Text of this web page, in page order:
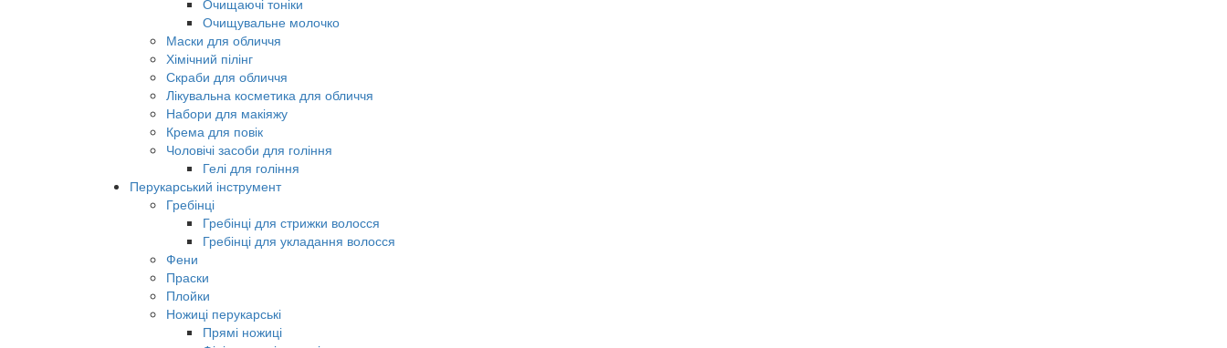
Очищаючі тоніки
Очищувальне молочко
Маски для обличчя
Хімічний пілінг
Скраби для обличчя
Лікувальна косметика для обличчя
Набори для макіяжу
Крема для повік
Чоловічі засоби для гоління
Гелі для гоління
Перукарський інструмент
Гребінці
Гребінці для стрижки волосся
Гребінці для укладання волосся
Фени
Праски
Плойки
Ножиці перукарські
Прямі ножиці